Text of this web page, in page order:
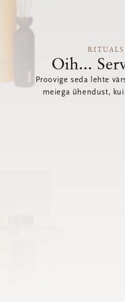
Oih...
Proovige seda lehte
meiega ühendust,